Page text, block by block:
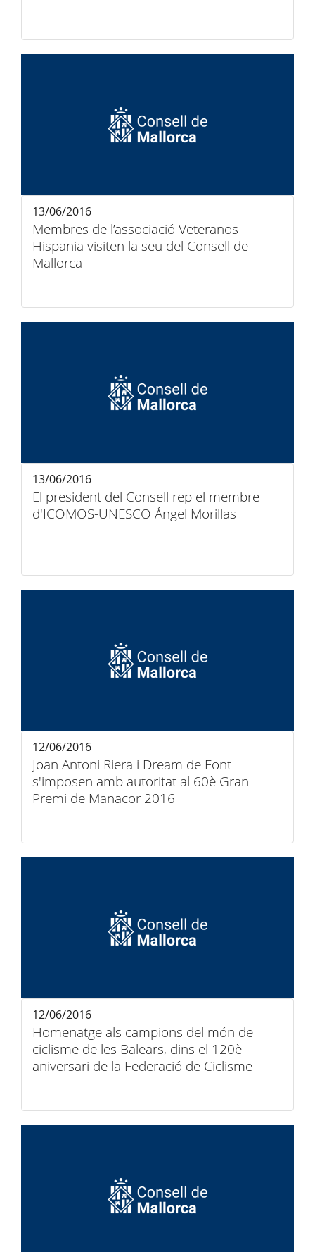
Membres de l’associació Veteranos
Hispania visiten la seu del Consell de
Mallorca
13/06/2016
El president del Consell rep el membre
d'ICOMOS-UNESCO Ángel Morillas
13/06/2016
Joan Antoni Riera i Dream de Font
s'imposen amb autoritat al 60è Gran
Premi de Manacor 2016
12/06/2016
Homenatge als campions del món de
ciclisme de les Balears, dins el 120è
aniversari de la Federació de Ciclisme
12/06/2016